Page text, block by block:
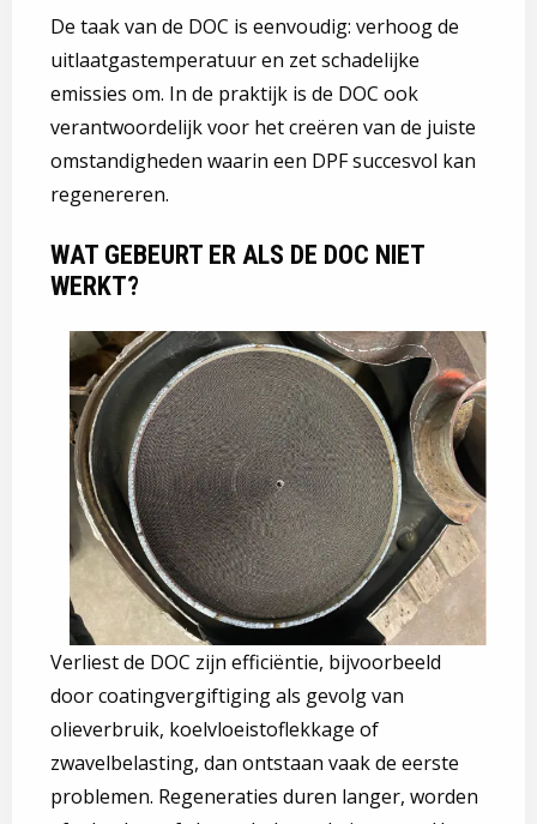
De taak van de DOC is eenvoudig: verhoog de
uitlaatgastemperatuur en zet schadelijke
emissies om. In de praktijk is de DOC ook
verantwoordelijk voor het creëren van de juiste
omstandigheden waarin een DPF succesvol kan
regenereren.
WAT GEBEURT ER ALS DE DOC NIET
WERKT?
Verliest de DOC zijn efficiëntie, bijvoorbeeld
door coatingvergiftiging als gevolg van
olieverbruik, koelvloeistoflekkage of
zwavelbelasting, dan ontstaan vaak de eerste
problemen. Regeneraties duren langer, worden